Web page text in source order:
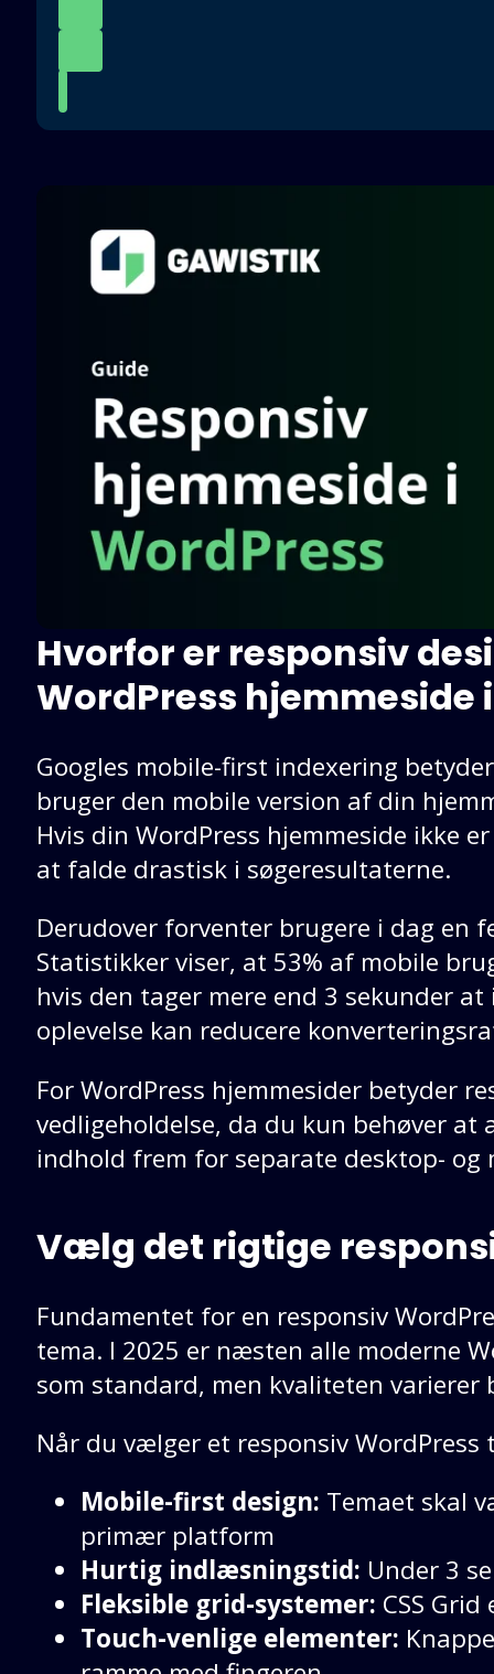
Hvorfor er responsiv
WordPress hjemmeside
Googles mobile-first indexering
bruger den mobile version af din
Hvis din WordPress hjemmeside ikke
at falde drastisk i søgeresultaterne.
Derudover forventer brugere i dag en
Statistikker viser, at 53% af mobile
hvis den tager mere end 3 sekunder
oplevelse kan reducere
For WordPress hjemmesider betyder
vedligeholdelse, da du kun behøver
indhold frem for separate desktop- og
Vælg det rigtige
Fundamentet for en responsiv
tema. I 2025 er næsten alle moderne
som standard, men kvaliteten varierer
Når du vælger et responsiv WordPress
Mobile-first design: Temaet skal
primær platform
Hurtig indlæsningstid: Under 3
Fleksible grid-systemer: CSS
Touch-venlige elementer: